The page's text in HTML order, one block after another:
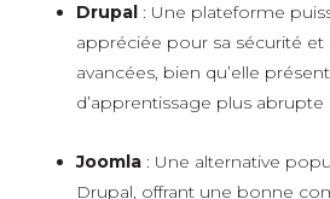
Drupal: Une plateforme
appréciée pour sa sécurité et
avancées, bien qu’elle
d’apprentissage plus abrupte
Joomla: Une alternative
Drupal, offrant une bonne